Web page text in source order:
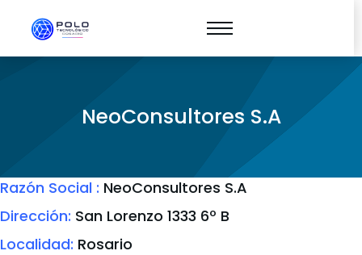
NeoConsultores S.A
Razón Social : NeoConsultores S.A
Dirección: San Lorenzo 1333 6º B
Localidad: Rosario